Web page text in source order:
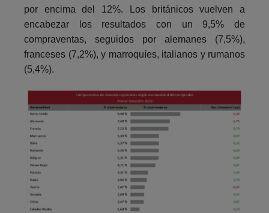
por encima del 12%. Los británicos vuelven a
encabezar los resultados con un 9,5% de
compraventas, seguidos por alemanes (7,5%),
franceses (7,2%), y marroquíes, italianos y rumanos
(5,4%).